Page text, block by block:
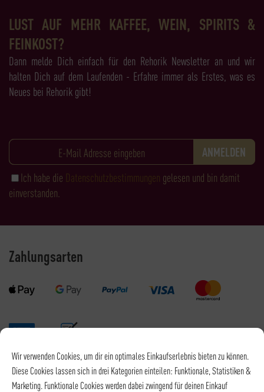
Wir verwenden Cookies, um dir ein optimales Einkaufserlebnis bieten zu können.
Diese Cookies lassen sich in drei Kategorien einteilen: Funktionale, Statistiken &
Marketing. Funktionale Cookies werden dabei zwingend für deinen Einkauf
LUST AUF MEHR KAFFEE, WEIN, SPIRITS &
FEINKOST?
Dann melde Dich einfach für den Rehorik Newsletter an und wir
halten Dich auf dem Laufenden - Erfahre immer als Erstes, was es
Neues bei Rehorik gibt!
Ich habe die Datenschutzbestimmungen gelesen und bin damit
einverstanden.
Zahlungsarten
Versandpartner